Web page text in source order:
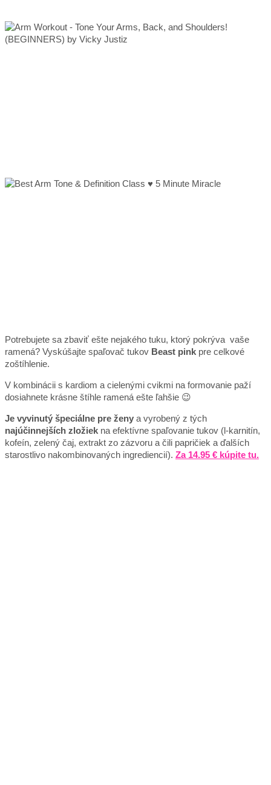
Potrebujete sa zbaviť ešte nejakého tuku, ktorý pokrýva vaše
ramená? Vyskúšajte spaľovač tukov Beast pink pre celkové
zoštíhlenie.
V kombinácii s kardiom a cielenými cvikmi na formovanie paží
dosiahnete krásne štíhle ramená ešte ľahšie 😉
Je vyvinutý špeciálne pre ženy a vyrobený z tých
najúčinnejších zložiek na efektívne spaľovanie tukov (l-karnitín,
kofeín, zelený čaj, extrakt zo zázvoru a čili papričiek a ďalších
starostlivo nakombinovaných ingrediencií). Za 14.95 € kúpite tu.